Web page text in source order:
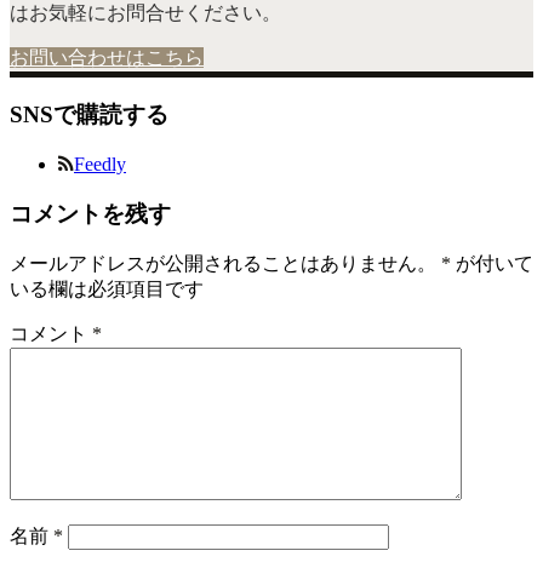
はお気軽にお問合せください。
お問い合わせはこちら
SNSで購読する
Feedly
コメントを残す
メールアドレスが公開されることはありません。 * が付いて
いる欄は必須項目です
コメント *
名前 *